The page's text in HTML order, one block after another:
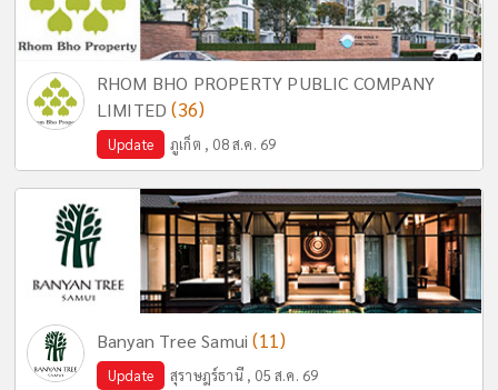
RHOM BHO PROPERTY PUBLIC COMPANY
LIMITED(36)
Update ภูเก็ต , 08 ส.ค. 69
Banyan Tree Samui(11)
Update สุราษฎร์ธานี , 05 ส.ค. 69